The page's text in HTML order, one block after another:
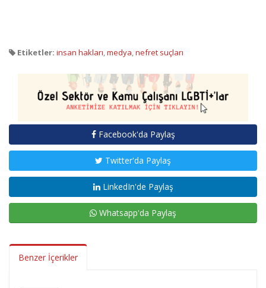
Etiketler: insan hakları,medya,nefret suçları
Facebook'da Paylaş
Twitter'da Paylaş
LinkedIn'de Paylaş
Whatsapp'da Paylaş
Benzer İçerikler